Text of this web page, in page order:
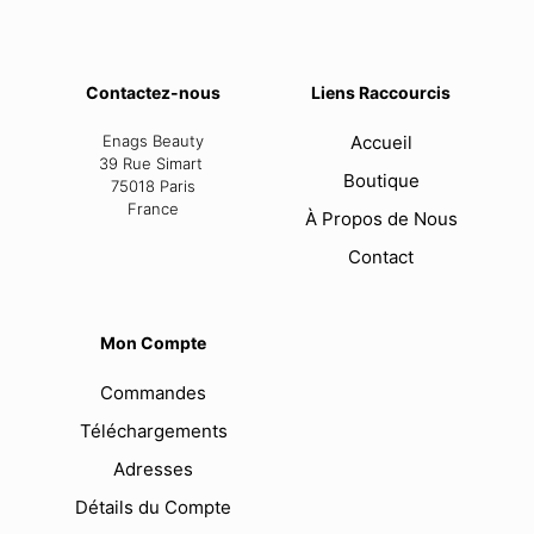
Contactez-nous
Enags Beauty
39 Rue Simart
75018 Paris
France
Liens Raccourcis
Accueil
Boutique
À Propos de Nous
Contact
Mon Compte
Commandes
Téléchargements
Adresses
Détails du Compte